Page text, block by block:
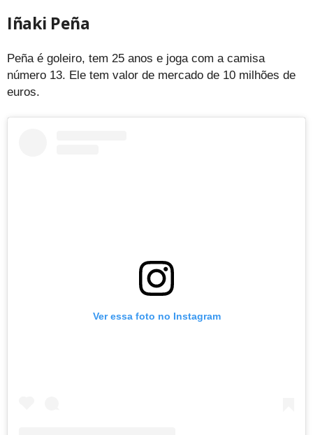
Iñaki Peña
Peña é goleiro, tem 25 anos e joga com a camisa
número 13. Ele tem valor de mercado de 10 milhões de
euros.
Ver essa foto no Instagram